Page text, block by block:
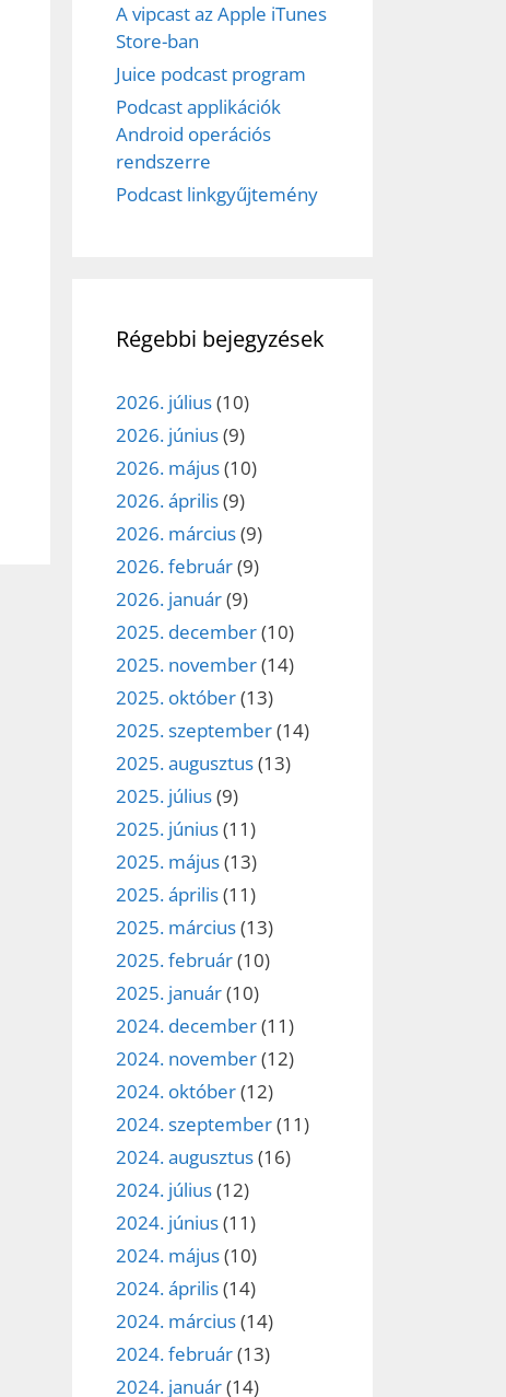
A vipcast az Apple iTunes
Store-ban
Juice podcast program
Podcast applikációk
Android operációs
rendszerre
Podcast linkgyűjtemény
Régebbi bejegyzések
2026. július(10)
2026. június(9)
2026. május(10)
2026. április(9)
2026. március(9)
2026. február(9)
2026. január(9)
2025. december(10)
2025. november(14)
2025. október(13)
2025. szeptember(14)
2025. augusztus(13)
2025. július(9)
2025. június(11)
2025. május(13)
2025. április(11)
2025. március(13)
2025. február(10)
2025. január(10)
2024. december(11)
2024. november(12)
2024. október(12)
2024. szeptember(11)
2024. augusztus(16)
2024. július(12)
2024. június(11)
2024. május(10)
2024. április(14)
2024. március(14)
2024. február(13)
2024. január(14)